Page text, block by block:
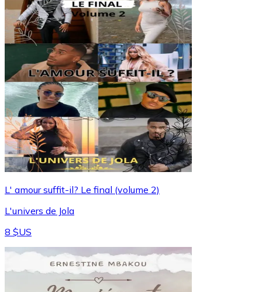
L' amour suffit-il? Le final (volume 2)
L'univers de Jola
8 $US